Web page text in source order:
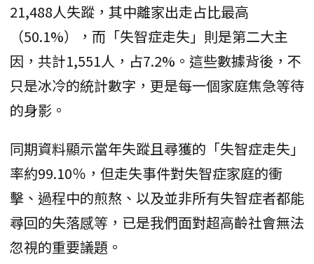
21,488人失蹤，其中離家出走占比最高
（50.1%），而「失智症走失」則是第二大主
因，共計1,551人，占7.2%。這些數據背後，不
只是冰冷的統計數字，更是每一個家庭焦急等待
的身影。
同期資料顯示當年失蹤且尋獲的「失智症走失」
率約99.10％，但走失事件對失智症家庭的衝
擊、過程中的煎熬、以及並非所有失智症者都能
尋回的失落感等，已是我們面對超高齡社會無法
忽視的重要議題。